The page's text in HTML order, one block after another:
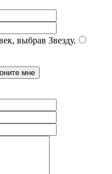
выбрав Звезду.